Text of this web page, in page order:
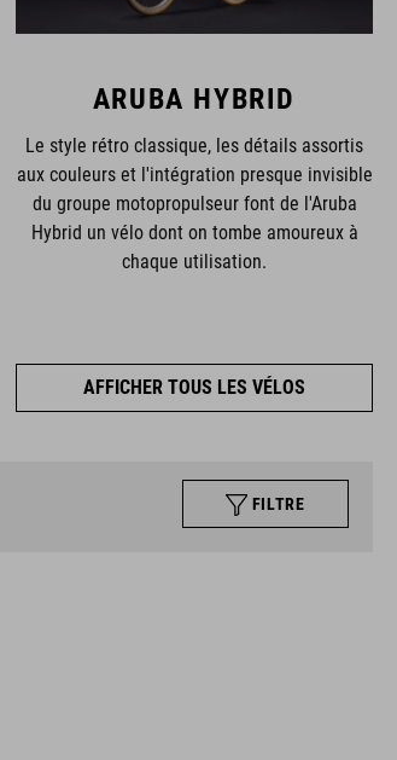
ARUBA HYBRID
Le style rétro classique, les détails assortis
aux couleurs et l'intégration presque invisible
du groupe motopropulseur font de l'Aruba
Hybrid un vélo dont on tombe amoureux à
chaque utilisation.
AFFICHER TOUS LES VÉLOS
FILTRE